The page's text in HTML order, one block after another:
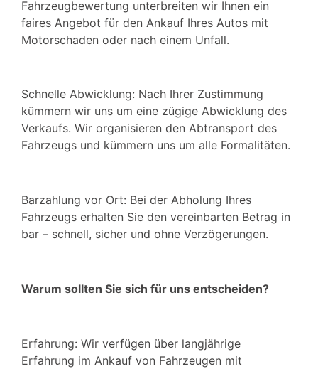
Fahrzeugbewertung unterbreiten wir Ihnen ein
faires Angebot für den Ankauf Ihres Autos mit
Motorschaden oder nach einem Unfall.
Schnelle Abwicklung: Nach Ihrer Zustimmung
kümmern wir uns um eine zügige Abwicklung des
Verkaufs. Wir organisieren den Abtransport des
Fahrzeugs und kümmern uns um alle Formalitäten.
Barzahlung vor Ort: Bei der Abholung Ihres
Fahrzeugs erhalten Sie den vereinbarten Betrag in
bar – schnell, sicher und ohne Verzögerungen.
Warum sollten Sie sich für uns entscheiden?
Erfahrung: Wir verfügen über langjährige
Erfahrung im Ankauf von Fahrzeugen mit